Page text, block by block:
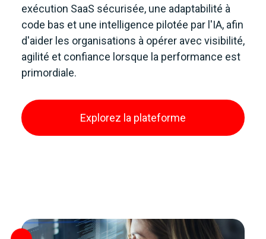
exécution SaaS sécurisée, une adaptabilité à
code bas et une intelligence pilotée par l'IA, afin
d'aider les organisations à opérer avec visibilité,
agilité et confiance lorsque la performance est
primordiale.
Explorez la plateforme